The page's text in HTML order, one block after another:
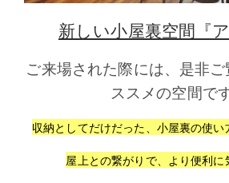
新しい小屋裏空間『
ご来場された際には、是非
ススメの空間で
収納としてだけだった、小屋裏の使い
屋上との繋がりで、より便利に